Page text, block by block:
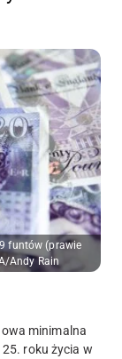
funtów (prawie
Andy Rain
minimalna
roku życia w